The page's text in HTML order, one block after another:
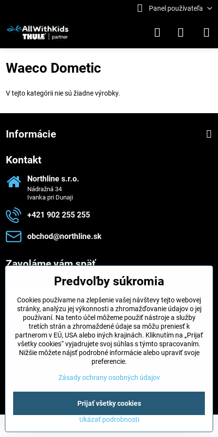
Panel používateľa
Waeco Dometic
V tejto kategórii nie sú žiadne výrobky.
Informácie
Kontakt
Northline s​.r​.o​.
Nádražná 34
Ivanka pri Dunaji
+421 902 255 255
obchod​@northline​.sk
Zavoláme vám späť
Odoslať
Predvoľby súkromiaZásady ochrany osobných údajov
Stav objednávky
Vytvorené pomocou:BiznisWeb.sk
Predvoľby súkromia
Cookies používame na zlepšenie vašej návštevy tejto webovej
stránky, analýzu jej výkonnosti a zhromažďovanie údajov o jej
používaní. Na tento účel môžeme použiť nástroje a služby
tretích strán a zhromaždené údaje sa môžu preniesť k
partnerom v EÚ, USA alebo iných krajinách. Kliknutím na „Prijať
všetky cookies“ vyjadrujete svoj súhlas s týmto spracovaním.
Nižšie môžete nájsť podrobné informácie alebo upraviť svoje
preferencie.
Zásady ochrany osobných údajov
Ukázať podrobnosti
Prijať všetky cookies